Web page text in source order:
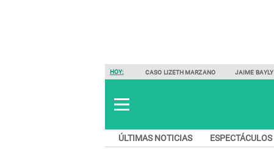
HOY: CASO LIZETH MARZANO JAIME BAYLY
ÚLTIMAS NOTICIAS ESPECTÁCULOS